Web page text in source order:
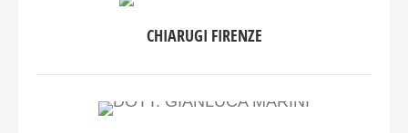
CHIARUGI FIRENZE